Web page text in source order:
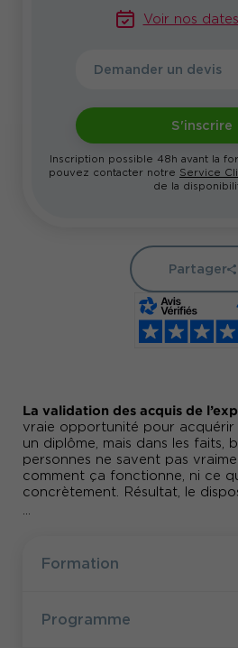
La validation des acquis de
vraie opportunité pour acquérir
un diplôme, mais dans les faits,
personnes ne savent pas
comment ça fonctionne, ni ce
concrètement. Résultat, le
Cette formation a pour objectif
claire, concrète et utile.
comprendre à quoi sert la VAE,
...
Voir nos
Demander un devis
S'inscrire
Inscription possible 48h avant la
pouvez contacter notre Service
de la
Partager
Formation
Programme